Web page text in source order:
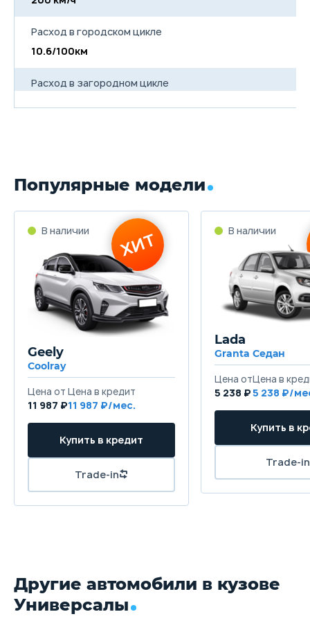
Расход в городском цикле
10.6/100км
Расход в загородном цикле
Объем топливного бака
Длина
4770 мм
Ширина
1815 мм
1470 мм
Колёсная база
2770 мм
Клиренс
140 мм
Масса
Трансмиссия
Автомат
Популярные модели
Geely
Coolray
11 987 ₽11 987
Lada
Granta Седан
5 238 ₽5 238
Другие автомобили в кузове
Универсалы